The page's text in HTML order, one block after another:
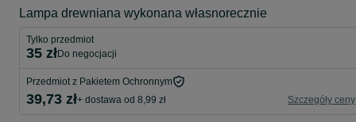
Lampa drewniana wykonana własnorecznie
Tylko przedmiot
35 zł do negocjacji
Przedmiot z Pakietem Ochronnym
39,73 zł+ dostawa od 8,99 zł Szczegóły ceny